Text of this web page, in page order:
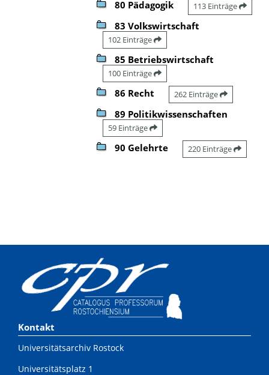
80 Pädagogik 113 Einträge
83 Volkswirtschaft
102 Einträge
85 Betriebswirtschaft
100 Einträge
86 Recht 262 Einträge
89 Politikwissenschaften
59 Einträge
90 Gelehrte 220 Einträge
Kontakt
Universitätsarchiv Rostock
Universitätsplatz 1